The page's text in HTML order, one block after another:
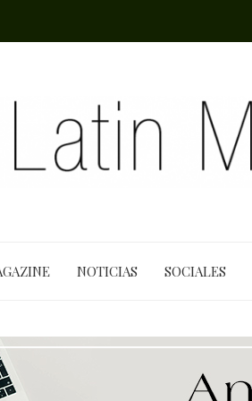
NOTICIAS SOCIALES